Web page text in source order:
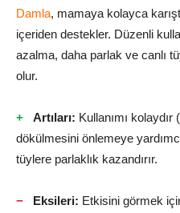
Damla, mamaya kolayca
içeriden destekler. Düzenli
azalma, daha parlak ve canlı
olur.
Artıları: Kullanımı
dökülmesini önlemeye
tüylere parlaklık kazandırır.
Eksileri: Etkisini görmek